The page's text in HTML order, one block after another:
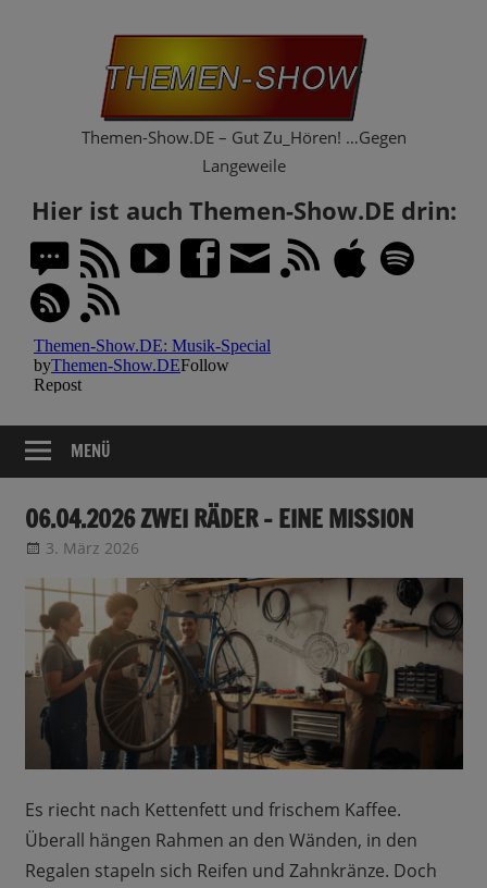
Themen-Show.DE – Gut Zu_Hören! …Gegen
Langeweile
Hier ist auch Themen-Show.DE drin:
MENÜ
06.04.2026 ZWEI RÄDER – EINE MISSION
3. März 2026
Es riecht nach Kettenfett und frischem Kaffee.
Überall hängen Rahmen an den Wänden, in den
Regalen stapeln sich Reifen und Zahnkränze. Doch